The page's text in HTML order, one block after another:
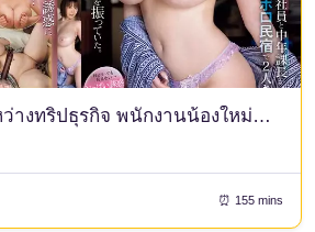
SONE-155 ในระหว่างทริปธุรกิจ พนักงานน้องใหม่คัพเคและผู้จัดการฝ่ายวัยกลางคนของเธอพลาดรถไฟขบวนสุดท้ายและต้องอยู่คนเดียวในเกสต์เฮาส์โทรมๆ ก่อนที่เขาจะรู้ตัว ผู้ใต้บังคับบัญชาหน้าอกใหญ่ของเขาซึ่งเผยสัญชาตญาณความเป็นผู้หญิงของเธอออกมา กำลังสั่นหน้าอกและสะโพกของเธออยู่บนตัวเจ้านายของเขา มินาโตะ อุริว
⏰ 155 mins